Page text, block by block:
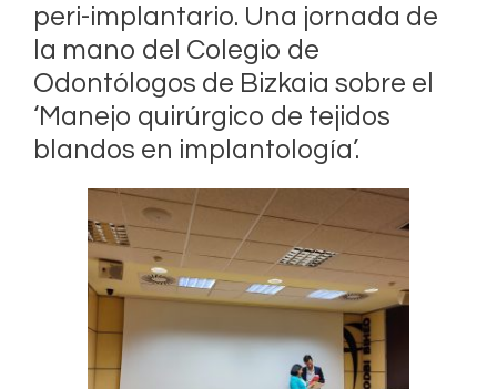
peri-implantario. Una jornada de
la mano del Colegio de
Odontólogos de Bizkaia sobre el
‘Manejo quirúrgico de tejidos
blandos en implantología’.